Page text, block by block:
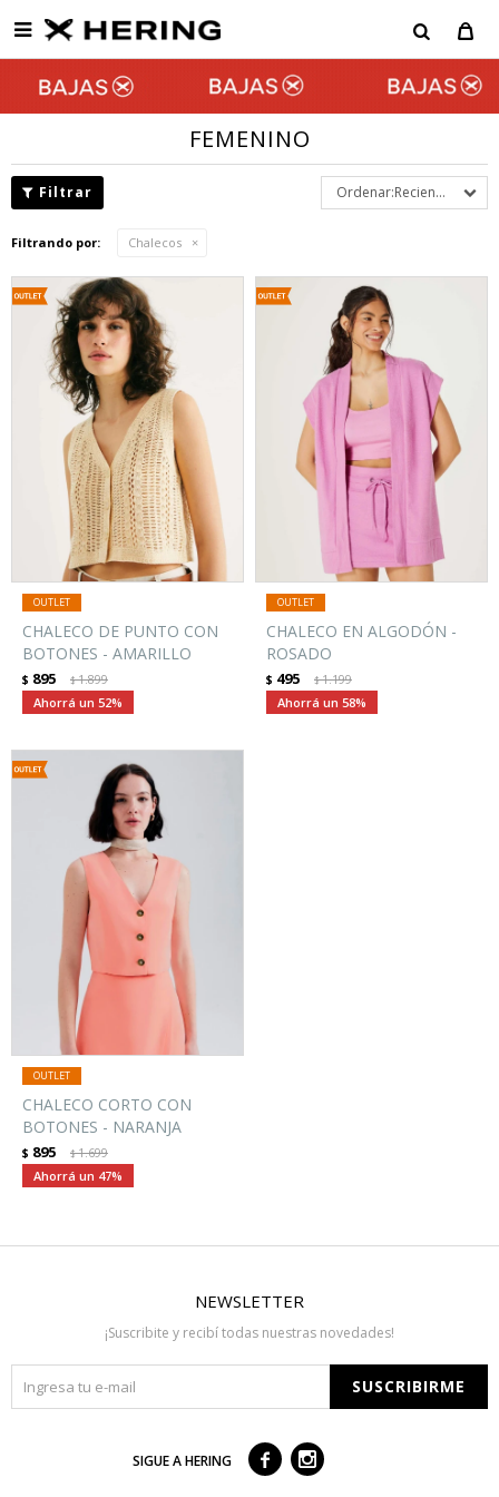

FEMENINO
Recientes
Filtrando por: Chalecos
CHALECO DE PUNTO CON
BOTONES - AMARILLO
$ 895 $1.899
52
CHALECO EN ALGODÓN -
ROSADO
$ 495 $1.199
58
CHALECO CORTO CON
BOTONES - NARANJA
$ 895 $1.699
47
NEWSLETTER
¡Suscribite y recibí todas nuestras novedades!
SUSCRIBIRME
SIGUE A HERING  